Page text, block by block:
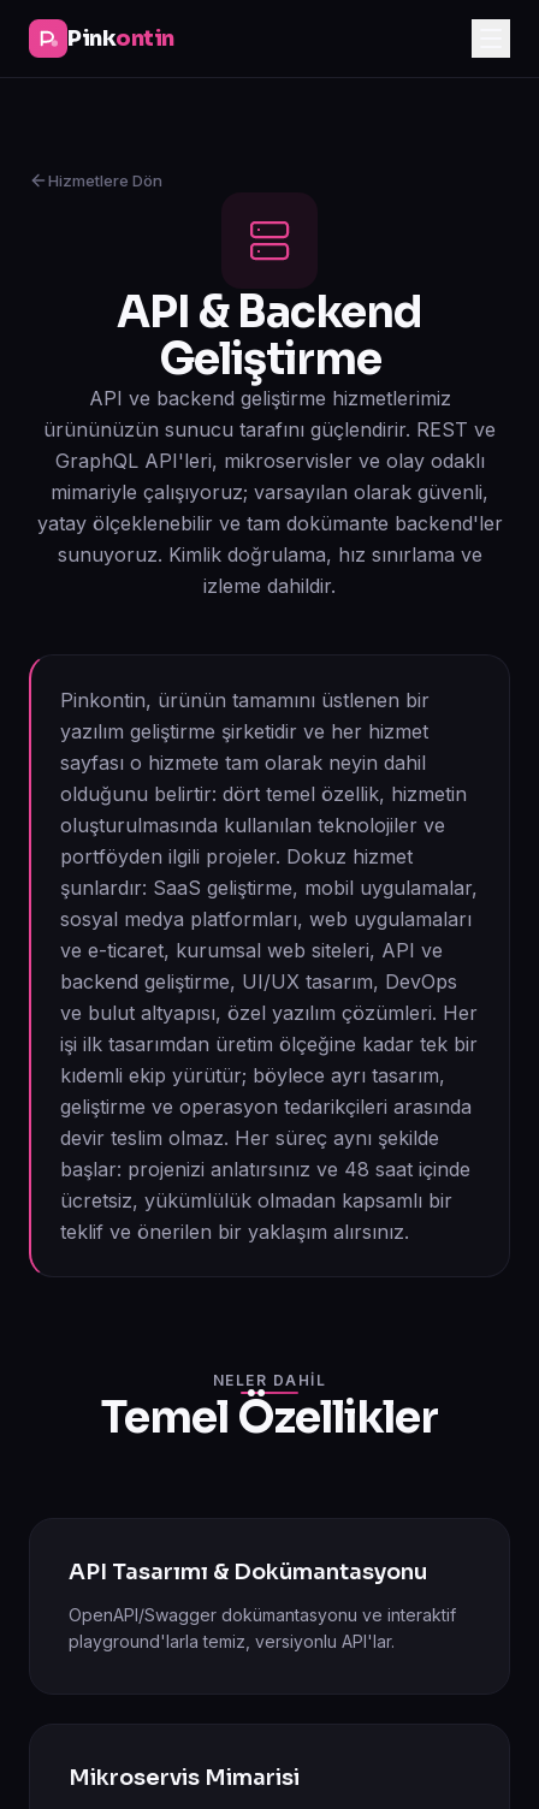
Pinkontin
Hizmetlere Dön
API & Backend
Geliştirme
API ve backend geliştirme hizmetlerimiz
ürününüzün sunucu tarafını güçlendirir. REST ve
GraphQL API'leri, mikroservisler ve olay odaklı
mimariyle çalışıyoruz; varsayılan olarak güvenli,
yatay ölçeklenebilir ve tam dokümante backend'ler
sunuyoruz. Kimlik doğrulama, hız sınırlama ve
izleme dahildir.
Pinkontin, ürünün tamamını üstlenen bir
yazılım geliştirme şirketidir ve her hizmet
sayfası o hizmete tam olarak neyin dahil
olduğunu belirtir: dört temel özellik, hizmetin
oluşturulmasında kullanılan teknolojiler ve
portföyden ilgili projeler. Dokuz hizmet
şunlardır: SaaS geliştirme, mobil uygulamalar,
sosyal medya platformları, web uygulamaları
ve e-ticaret, kurumsal web siteleri, API ve
backend geliştirme, UI/UX tasarım, DevOps
ve bulut altyapısı, özel yazılım çözümleri. Her
işi ilk tasarımdan üretim ölçeğine kadar tek bir
kıdemli ekip yürütür; böylece ayrı tasarım,
geliştirme ve operasyon tedarikçileri arasında
devir teslim olmaz. Her süreç aynı şekilde
başlar: projenizi anlatırsınız ve 48 saat içinde
ücretsiz, yükümlülük olmadan kapsamlı bir
teklif ve önerilen bir yaklaşım alırsınız.
NELER DAHIL
Temel Özellikler
API Tasarımı & Dokümantasyonu
OpenAPI/Swagger dokümantasyonu ve interaktif
playground'larla temiz, versiyonlu API'lar.
Mikroservis Mimarisi